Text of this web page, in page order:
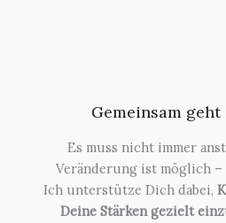
Gemeinsam
Es muss nicht immer
Veränderung ist möglich
Ich unterstütze Dich dabei,
Deine Stärken gezielt